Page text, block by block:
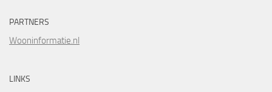
PARTNERS
Wooninformatie.nl
LINKS